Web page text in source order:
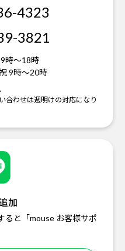
4323
3821
時～18時
9時～20時
合わせは週明けの対応になり
加
ると「mouse お客様サポ